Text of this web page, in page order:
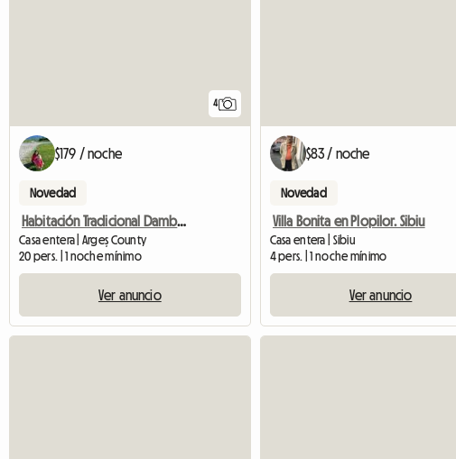
4
$179 / noche
Novedad
Habitación Tradicional Dambovicioara DRA
Casa entera | Argeș County
20 pers. | 1 noche mínimo
Ver anuncio
$83 / noche
Novedad
Villa Bonita en Plopilor. Sibiu
Casa entera | Sibiu
4 pers. | 1 noche mínimo
Ver anuncio